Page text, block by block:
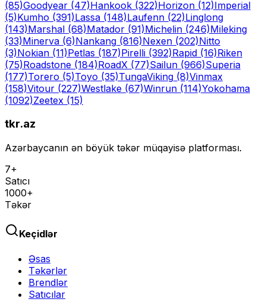
(85)Goodyear (47)Hankook (322)Horizon (12)Imperial
(5)Kumho (391)Lassa (148)Laufenn (22)Linglong
(143)Marshal (68)Matador (91)Michelin (246)Mileking
(33)Minerva (6)Nankang (816)Nexen (202)Nitto
(3)Nokian (11)Petlas (187)Pirelli (392)Rapid (16)Riken
(75)Roadstone (184)RoadX (77)Sailun (966)Superia
(177)Torero (5)Toyo (35)TungaViking (8)Vinmax
(158)Vitour (227)Westlake (67)Winrun (114)Yokohama
(1092)Zeetex (15)
tkr.az
Azərbaycanın ən böyük təkər müqayisə platforması.
7+
Satıcı
1000+
Təkər
Keçidlər
Əsas
Təkərlər
Brendlər
Satıcılar